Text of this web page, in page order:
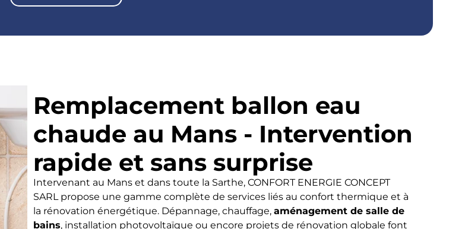
Remplacement ballon eau
chaude au Mans - Intervention
rapide et sans surprise
Intervenant au Mans et dans toute la Sarthe, CONFORT ENERGIE CONCEPT
SARL propose une gamme complète de services liés au confort thermique et à
la rénovation énergétique. Dépannage, chauffage,aménagement de salle de
bains, installation photovoltaïque ou encore projets de rénovation globale font